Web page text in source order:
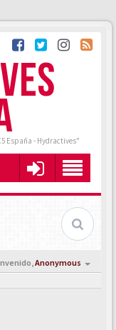
España - Hydractives"
Anonymous